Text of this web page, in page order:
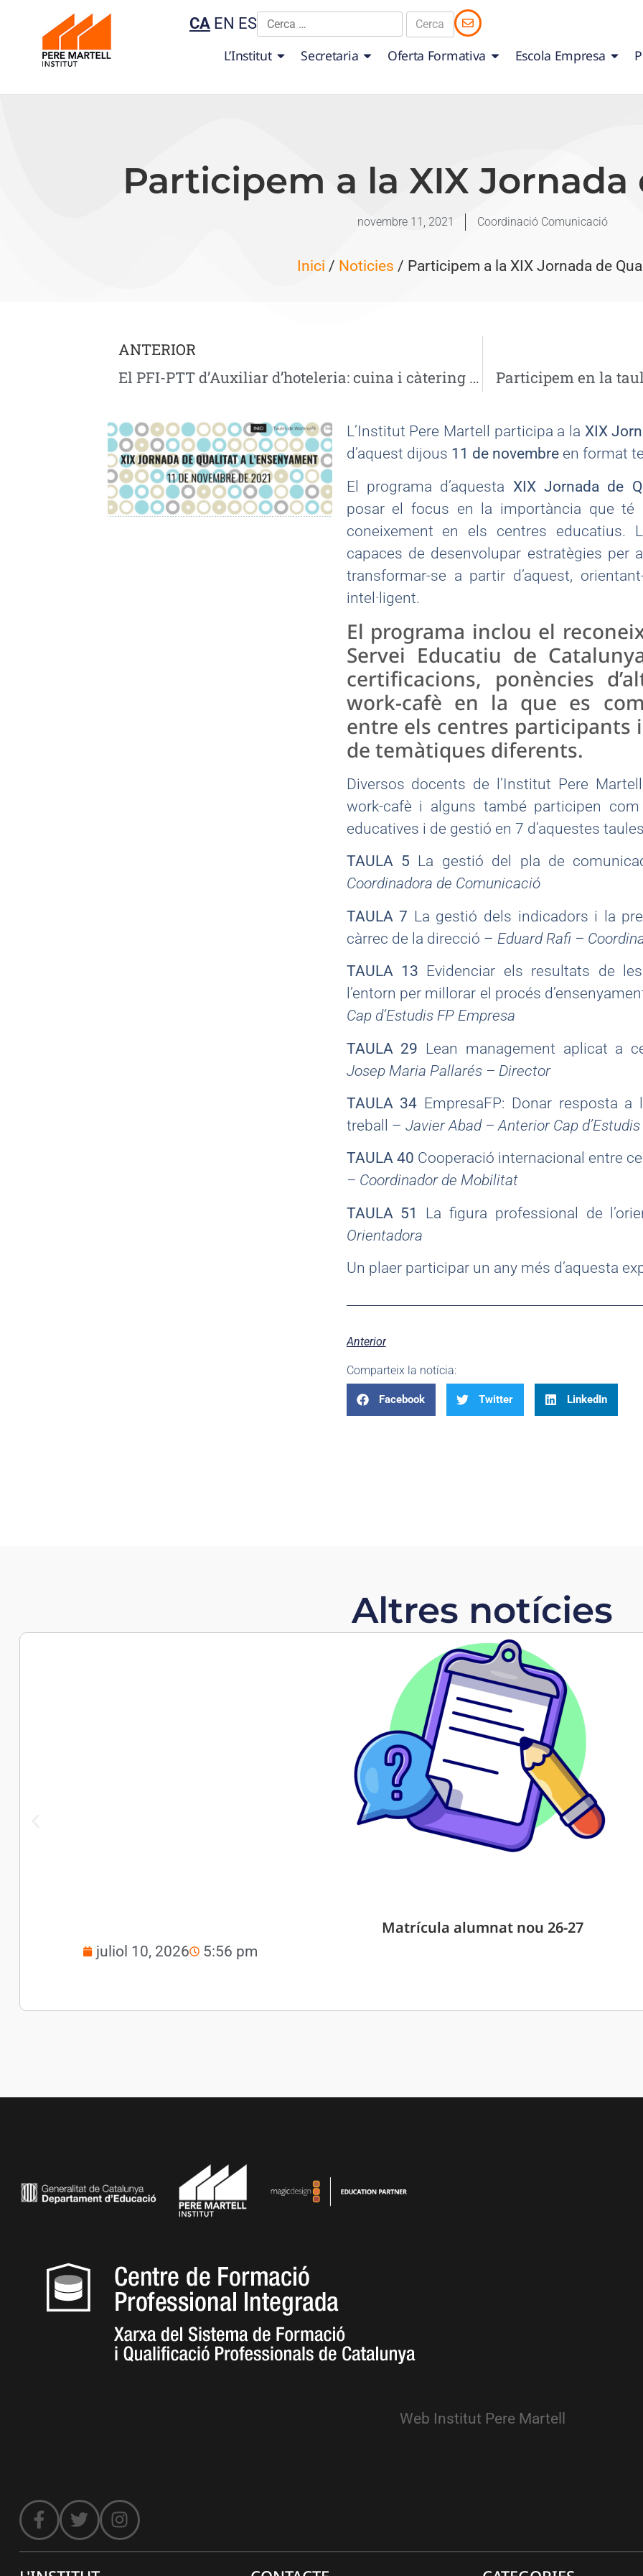
CA EN ES
L’Institut Secretaria Oferta Formativa Escola Empresa
Participem a la XIX
novembre 11, 2021 Coordinació Comunicació
Inici / Noticies / Participem a la XIX Jornada de
ANTERIOR
El PFI-PTT d’Auxiliar d’hoteleria: cuina i càtering i l’Escola Solc col·laboren per fer panellets
Participem en la
L’Institut Pere Martell participa a la XIX
d’aquest dijous 11 de novembreen format
El programa d’aquesta XIX Jornada de
posar el focus en la importància que
coneixement en els centres educatius.
capaces de desenvolupar estratègies per
transformar-se a partir d’aquest,
intel·ligent.
El programa inclou el
Servei Educatiu de
certificacions, ponències
work-cafè en la que es
entre els centres participants
de temàtiques diferents.
Diversos docents de l’Institut Pere
work-cafè i alguns també participen
educatives i de gestió en 7 d’aquestes
TAULA 5 La gestió del pla de
Coordinadora de Comunicació
TAULA 7 La gestió dels indicadors i la
càrrec de la direcció – Eduard Rafi –
TAULA 13 Evidenciar els resultats de
l’entorn per millorar el procés
Cap d’Estudis FP Empresa
TAULA 29 Lean management aplicat a
Josep Maria Pallarés – Director
TAULA 34 EmpresaFP: Donar resposta
treball – Javier Abad – Anterior Cap
TAULA 40 Cooperació internacional entre
– Coordinador de Mobilitat
TAULA 51
La figura professional de
Orientadora
Un plaer participar un any més d’aquesta
Anterior
Comparteix la notícia:
Facebook Twitter LinkedIn
Altres notícies
Matrícula alumnat nou 26-27
juliol 10, 2026 5:56 pm
Web Institut Pere Martell